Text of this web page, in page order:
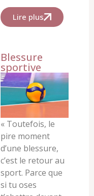
Lire plus
Blessure
sportive
« Toutefois, le
pire moment
d’une blessure,
c’est le retour au
sport. Parce que
si tu oses